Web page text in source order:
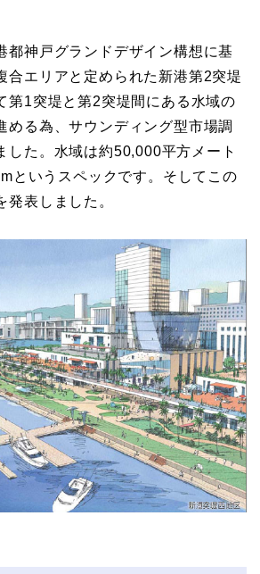
都神戸グランドデザイン構想に基
合エリアと定められた新港第2突堤
第1突堤と第2突堤間にある水域の
める為、サウンディング型市場調
した。水域は約50,000平方メート
というスペックです。そしてこの
発表しました。